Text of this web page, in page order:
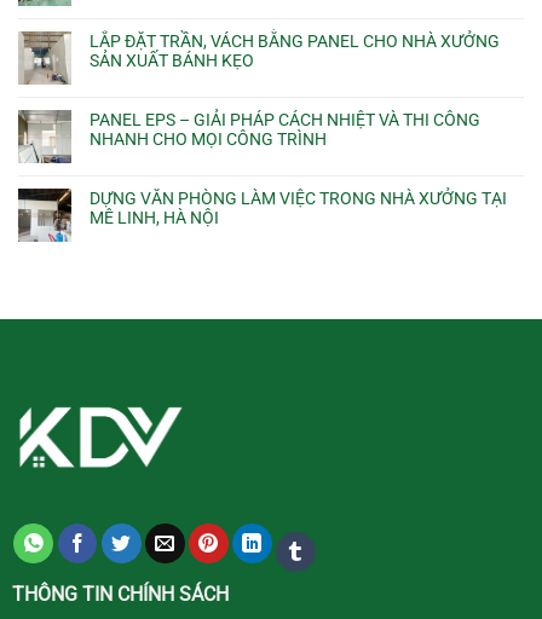
LẮP ĐẶT TRẦN, VÁCH BẰNG PANEL CHO NHÀ XƯỞNG
SẢN XUẤT BÁNH KẸO
PANEL EPS – GIẢI PHÁP CÁCH NHIỆT VÀ THI CÔNG
NHANH CHO MỌI CÔNG TRÌNH
DỰNG VĂN PHÒNG LÀM VIỆC TRONG NHÀ XƯỞNG TẠI
MÊ LINH, HÀ NỘI
THÔNG TIN CHÍNH SÁCH